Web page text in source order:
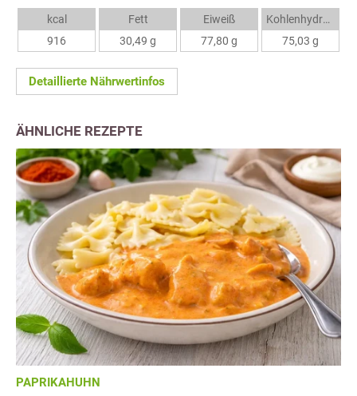
kcal
916
Fett
30,49 g
Eiweiß
77,80 g
Kohlenhydrate
75,03 g
Detaillierte Nährwertinfos
ÄHNLICHE REZEPTE
PAPRIKAHUHN